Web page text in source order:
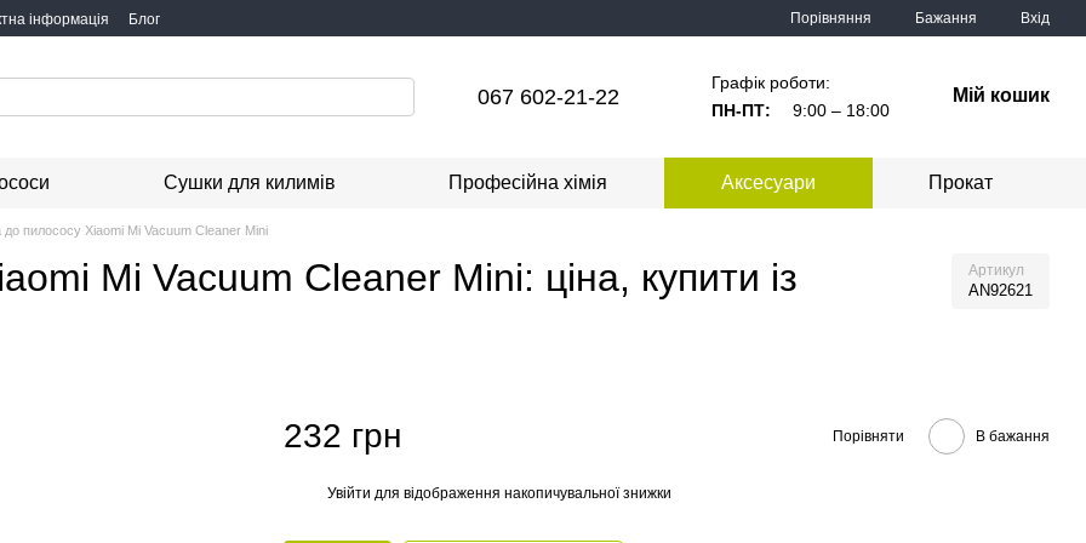
інформація Блог Порівняння Бажання Вхід
067 602-21-22
Графік роботи:
ПН-ПТ:
9:00 – 18:00
Мій кошик
Сушки для килимів Професійна хімія Аксесуари Прокат
до пилососу Xiaomi Mi Vacuum Cleaner Mini
Mi Vacuum Cleaner Mini: ціна, купити із
Артикул
AN92621
232 грн Порівняти В бажання
Увійти для відображення накопичувальної знижки